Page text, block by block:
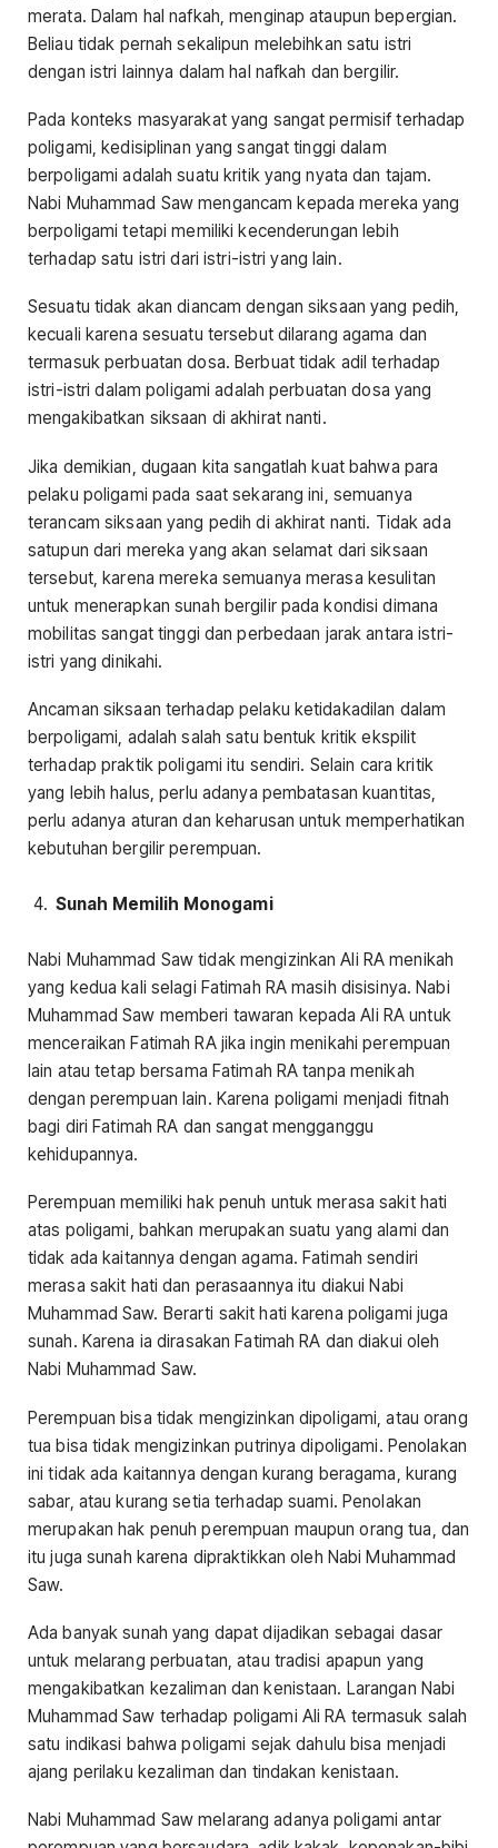
merata. Dalam hal nafkah, menginap ataupun bepergian.
Beliau tidak pernah sekalipun melebihkan satu istri
dengan istri lainnya dalam hal nafkah dan bergilir.
Pada konteks masyarakat yang sangat permisif terhadap
poligami, kedisiplinan yang sangat tinggi dalam
berpoligami adalah suatu kritik yang nyata dan tajam.
Nabi Muhammad Saw mengancam kepada mereka yang
berpoligami tetapi memiliki kecenderungan lebih
terhadap satu istri dari istri-istri yang lain.
Sesuatu tidak akan diancam dengan siksaan yang pedih,
kecuali karena sesuatu tersebut dilarang agama dan
termasuk perbuatan dosa. Berbuat tidak adil terhadap
istri-istri dalam poligami adalah perbuatan dosa yang
mengakibatkan siksaan di akhirat nanti.
Jika demikian, dugaan kita sangatlah kuat bahwa para
pelaku poligami pada saat sekarang ini, semuanya
terancam siksaan yang pedih di akhirat nanti. Tidak ada
satupun dari mereka yang akan selamat dari siksaan
tersebut, karena mereka semuanya merasa kesulitan
untuk menerapkan sunah bergilir pada kondisi dimana
mobilitas sangat tinggi dan perbedaan jarak antara istri-
istri yang dinikahi.
Ancaman siksaan terhadap pelaku ketidakadilan dalam
berpoligami, adalah salah satu bentuk kritik ekspilit
terhadap praktik poligami itu sendiri. Selain cara kritik
yang lebih halus, perlu adanya pembatasan kuantitas,
perlu adanya aturan dan keharusan untuk memperhatikan
kebutuhan bergilir perempuan.
Sunah Memilih Monogami
Nabi Muhammad Saw tidak mengizinkan Ali RA menikah
yang kedua kali selagi Fatimah RA masih disisinya. Nabi
Muhammad Saw memberi tawaran kepada Ali RA untuk
menceraikan Fatimah RA jika ingin menikahi perempuan
lain atau tetap bersama Fatimah RA tanpa menikah
dengan perempuan lain. Karena poligami menjadi fitnah
bagi diri Fatimah RA dan sangat mengganggu
kehidupannya.
Perempuan memiliki hak penuh untuk merasa sakit hati
atas poligami, bahkan merupakan suatu yang alami dan
tidak ada kaitannya dengan agama. Fatimah sendiri
merasa sakit hati dan perasaannya itu diakui Nabi
Muhammad Saw. Berarti sakit hati karena poligami juga
sunah. Karena ia dirasakan Fatimah RA dan diakui oleh
Nabi Muhammad Saw.
Perempuan bisa tidak mengizinkan dipoligami, atau orang
tua bisa tidak mengizinkan putrinya dipoligami. Penolakan
ini tidak ada kaitannya dengan kurang beragama, kurang
sabar, atau kurang setia terhadap suami. Penolakan
merupakan hak penuh perempuan maupun orang tua, dan
itu juga sunah karena dipraktikkan oleh Nabi Muhammad
Saw.
Ada banyak sunah yang dapat dijadikan sebagai dasar
untuk melarang perbuatan, atau tradisi apapun yang
mengakibatkan kezaliman dan kenistaan. Larangan Nabi
Muhammad Saw terhadap poligami Ali RA termasuk salah
satu indikasi bahwa poligami sejak dahulu bisa menjadi
ajang perilaku kezaliman dan tindakan kenistaan.
Nabi Muhammad Saw melarang adanya poligami antar